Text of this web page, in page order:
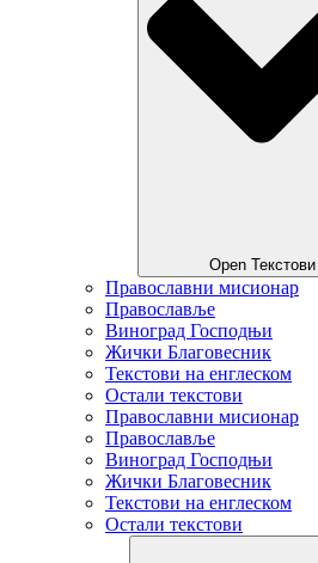
Open Текстови
Православни мисионар
Православље
Виноград Господњи
Жички Благовесник
Текстови на енглеском
Остали текстови
Православни мисионар
Православље
Виноград Господњи
Жички Благовесник
Текстови на енглеском
Остали текстови